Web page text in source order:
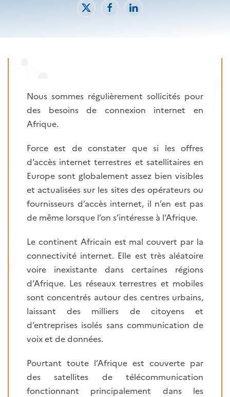
Nous sommes régulièrement sollicités pour
des besoins de connexion internet en
Afrique.
Force est de constater que si les offres
d’accès internet terrestres et satellitaires en
Europe sont globalement assez bien visibles
et actualisées sur les sites des opérateurs ou
fournisseurs d’accès internet, il n’en est pas
de même lorsque l’on s’intéresse à l’Afrique.
Le continent Africain est mal couvert par la
connectivité internet. Elle est très aléatoire
voire inexistante dans certaines régions
d’Afrique. Les réseaux terrestres et mobiles
sont concentrés autour des centres urbains,
laissant des milliers de citoyens et
d’entreprises isolés sans communication de
voix et de données.
Pourtant toute l’Afrique est couverte par
des satellites de télécommunication
fonctionnant principalement dans les